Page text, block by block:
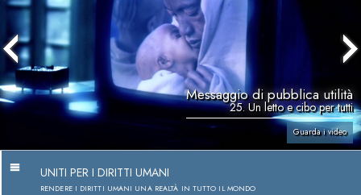
Messaggio di pubblica utilità
25. Un letto e cibo per tutti
Guarda i video
UNITI PER I DIRITTI UMANI
RENDERE I DIRITTI UMANI UNA REALTÀ IN TUTTO IL MONDO